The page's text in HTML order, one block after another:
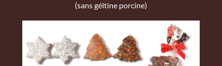
(sans géltine porcine)